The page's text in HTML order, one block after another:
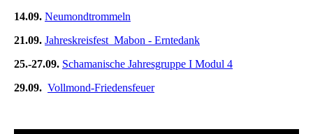
14.09. Neumondtrommeln
21.09. Jahreskreisfest Mabon - Erntedank
25.-27.09. Schamanische Jahresgruppe I Modul 4
29.09. Vollmond-Friedensfeuer